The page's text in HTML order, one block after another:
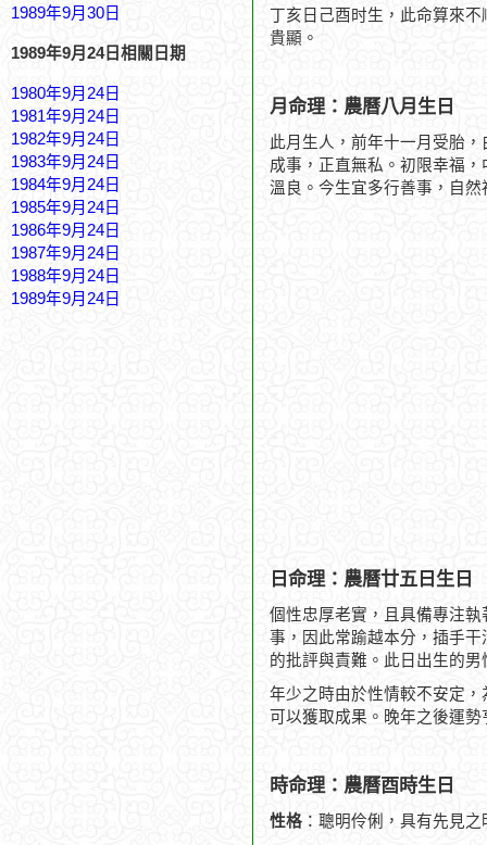
1989年9月30日
1989年9月24日相關日期
1980年9月24日
1981年9月24日
1982年9月24日
1983年9月24日
1984年9月24日
1985年9月24日
1986年9月24日
1987年9月24日
1988年9月24日
1989年9月24日
丁亥日己酉时生，此命算來
貴顯。
月命理：農曆八月生日
此月生人，前年十一月受胎
成事，正直無私。初限幸福
溫良。今生宜多行善事，自然
日命理：農曆廿五日生日
個性忠厚老實，且具備專注
事，因此常踰越本分，插手
的批評與責難。此日出生的
年少之時由於性情較不安定
可以獲取成果。晚年之後運
時命理：農曆酉時生日
性格 ：聰明伶俐，具有先見